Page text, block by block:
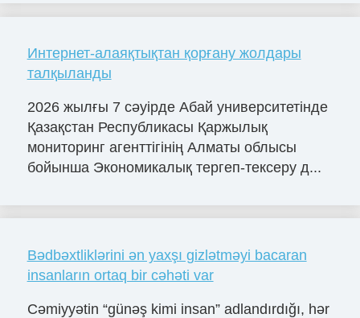
Интернет-алаяқтықтан қорғану жолдары
талқыланды
2026 жылғы 7 сәуірде Абай университетінде
Қазақстан Республикасы Қаржылық
мониторинг агенттігінің Алматы облысы
бойынша Экономикалық тергеп-тексеру д...
Bədbəxtliklərini ən yaxşı gizlətməyi bacaran
insanların ortaq bir cəhəti var
Cəmiyyətin “günəş kimi insan” adlandırdığı, hər